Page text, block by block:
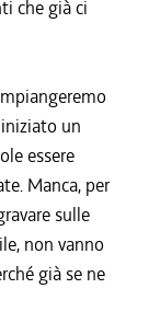
che già ci
un
essere
Manca, per
sulle
non vanno
già se ne